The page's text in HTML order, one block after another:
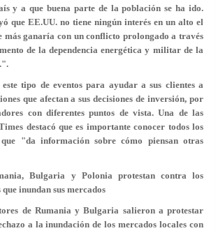
y a que buena parte de la población se ha ido.
que EE.UU. no tiene ningún interés en un alto el
más ganaría con un conflicto prolongado a través
de la dependencia energética y militar de la
tipo de eventos para ayudar a sus clientes a
que afectan a sus decisiones de inversión, por
con diferentes puntos de vista. Una de las
destacó que es importante conocer todos los
que "da información sobre cómo piensan otras
Bulgaria y Polonia protestan contra los
inundan sus mercados
de Rumania y Bulgaria salieron a protestar
a la inundación de los mercados locales con